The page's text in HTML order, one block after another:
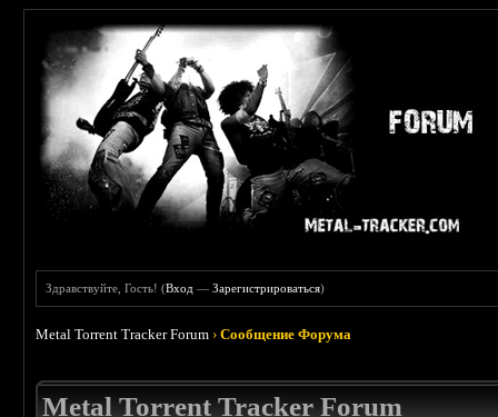
Здравствуйте, Гость! (Вход —Зарегистрироваться)
Metal Torrent Tracker Forum ›Сообщение Форума
Metal Torrent Tracker Forum